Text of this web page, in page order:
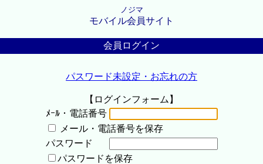
ノジマ
モバイル会員サイト
会員ログイン
パスワード未設定・お忘れの方
【ログインフォーム】
ﾒｰﾙ・電話番号
メール・電話番号を保存
パスワード
パスワードを保存